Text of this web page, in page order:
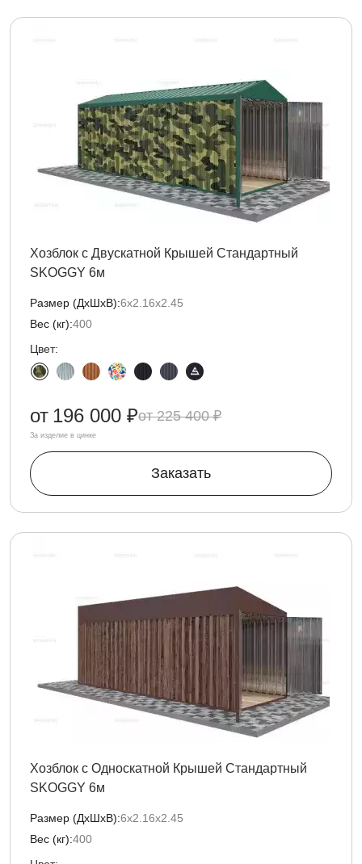
Хозблок с Двускатной Крышей Стандартный
SKOGGY 6м
Размер (ДxШxВ):6х2.16х2.45
Вес (кг):400
Цвет:
225 400 ₽
от 196 000 ₽
За изделие в цинке
Заказать
Хозблок с Односкатной Крышей Стандартный
SKOGGY 6м
Размер (ДxШxВ):6х2.16х2.45
Вес (кг):400